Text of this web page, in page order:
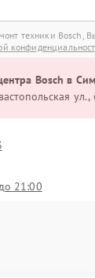
техники Bosch,
Bosch в
ул.,
21:00